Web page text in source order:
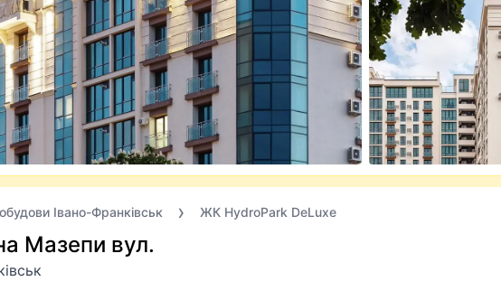
Івано-Франківськ ЖК HydroPark DeLuxe
Мазепи вул.